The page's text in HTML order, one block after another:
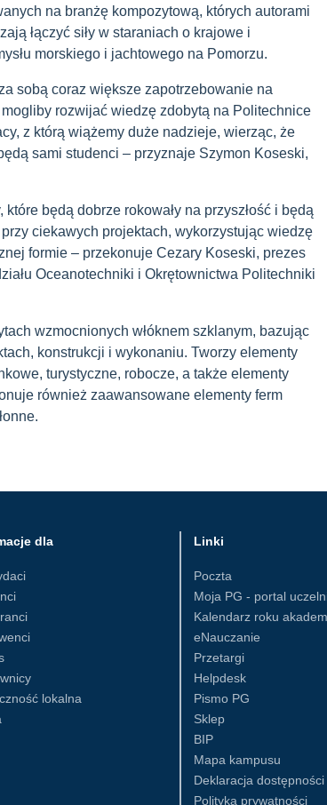
na branżę kompozytową, których autorami
łączyć siły w staraniach o krajowe i
morskiego i jachtowego na Pomorzu.
sobą coraz większe zapotrzebowanie na
rozwijać wiedzę zdobytą na Politechnice
z którą wiążemy duże nadzieje, wierząc, że
sami studenci – przyznaje Szymon Koseski,
będą dobrze rokowały na przyszłość i będą
ciekawych projektach, wykorzystując wiedzę
formie – przekonuje Cezary Koseski, prezes
Oceanotechniki i Okrętownictwa Politechniki
wzmocnionych włóknem szklanym, bazując
konstrukcji i wykonaniu. Tworzy elementy
turystyczne, robocze, a także elementy
również zaawansowane elementy ferm
dla
lokalna
Linki
Poczta
Moja PG - portal
Kalendarz roku
eNauczanie
Przetargi
Helpdesk
Pismo PG
Sklep
BIP
Mapa kampusu
Deklaracja dostępności
Polityka prywatności